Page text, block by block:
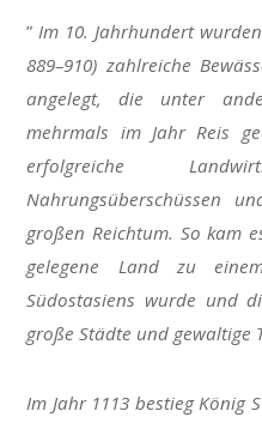
” Im 10. Jahrhundert
889–910) zahlreiche
angelegt, die unter
mehrmals im Jahr Reis
erfolgreiche
Nahrungsüberschüssen
großen Reichtum. So kam
gelegene Land zu
Südostasiens wurde und
große Städte und gewaltige
Im Jahr 1113 bestieg König